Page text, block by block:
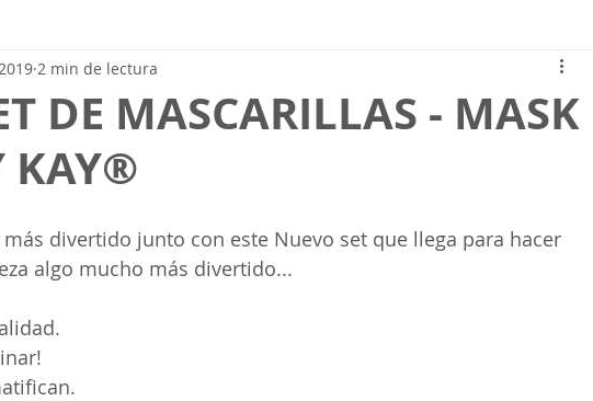
DE MASCARILLAS - MASK
KAY®
2 min de lectura
divertido junto con este Nuevo set que llega para hacer
algo mucho más divertido...